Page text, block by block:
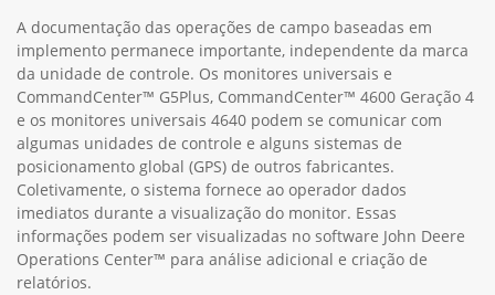
A documentação das operações de campo baseadas em
implemento permanece importante, independente da marca
da unidade de controle. Os monitores universais e
CommandCenter™ G5Plus, CommandCenter™ 4600 Geração 4
e os monitores universais 4640 podem se comunicar com
algumas unidades de controle e alguns sistemas de
posicionamento global (GPS) de outros fabricantes.
Coletivamente, o sistema fornece ao operador dados
imediatos durante a visualização do monitor. Essas
informações podem ser visualizadas no software John Deere
Operations Center™ para análise adicional e criação de
relatórios.